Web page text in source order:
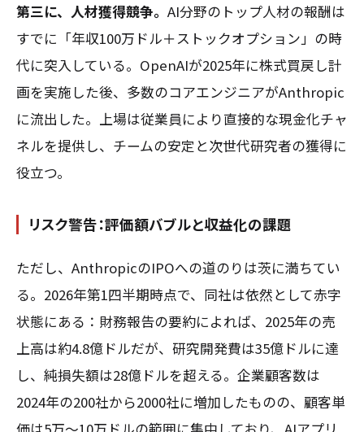
第三に、人材獲得競争。 AI分野のトップ人材の報酬は
すでに「年収100万ドル＋ストックオプション」の時
代に突入している。OpenAIが2025年に株式買戻し計
画を実施した後、多数のコアエンジニアがAnthropic
に流出した。上場は従業員により直接的な現金化チャ
ネルを提供し、チームの安定と次世代研究者の獲得に
役立つ。
リスク警告：評価額バブルと収益化の課題
ただし、AnthropicのIPOへの道のりは茨に満ちてい
る。2026年第1四半期時点で、同社は依然として赤字
状態にある：財務報告の要約によれば、2025年の売
上高は約4.8億ドルだが、研究開発費は35億ドルに達
し、純損失額は28億ドルを超える。企業顧客数は
2024年の200社から2000社に増加したものの、顧客単